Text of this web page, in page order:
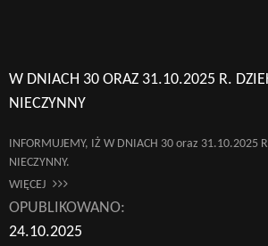
W DNIACH 30 ORAZ 31.10.2025 R.
NIECZYNNY
INFORMUJEMY, IŻ W DNIACH 30 oraz 31.10.2025
NIECZYNNY.
WIĘCEJ
OPUBLIKOWANO:
24.10.2025